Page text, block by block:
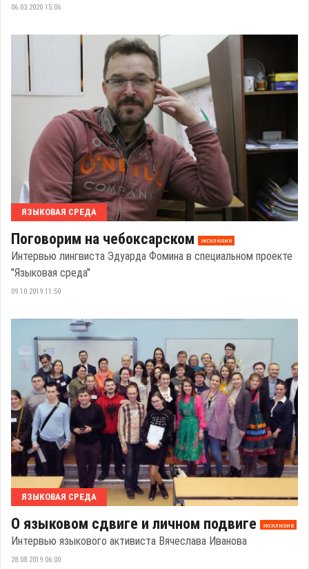
06.03.2020 15:06
ЯЗЫКОВАЯ СРЕДА
Поговорим на чебоксарском эксклюзив
Интервью лингвиста Эдуарда Фомина в специальном проекте
"Языковая среда"
09.10.2019 11:50
ЯЗЫКОВАЯ СРЕДА
О языковом сдвиге и личном подвиге эксклюзив
Интервью языкового активиста Вячеслава Иванова
28.08.2019 06:00